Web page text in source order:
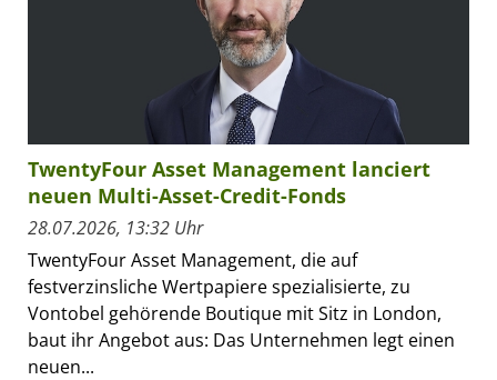
TwentyFour Asset Management lanciert
neuen Multi-Asset-Credit-Fonds
28.07.2026, 13:32 Uhr
TwentyFour Asset Management, die auf
festverzinsliche Wertpapiere spezialisierte, zu
Vontobel gehörende Boutique mit Sitz in London,
baut ihr Angebot aus: Das Unternehmen legt einen
neuen...